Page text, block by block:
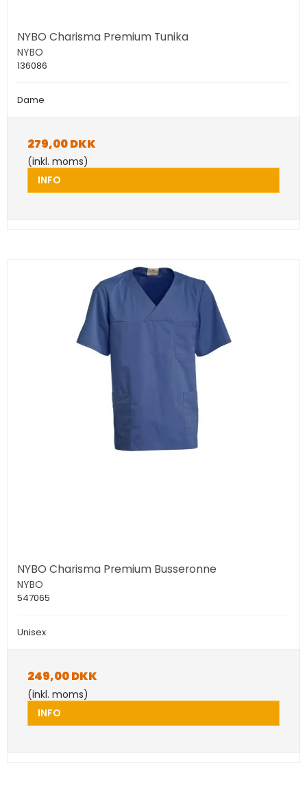
NYBO Charisma Premium Tunika
NYBO
136086
Dame
279,00 DKK
(inkl. moms)
INFO
NYBO Charisma Premium Busseronne
NYBO
547065
Unisex
249,00 DKK
(inkl. moms)
INFO